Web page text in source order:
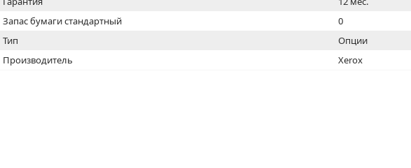
Запас бумаги стандартный
0
Тип
Опции
Производитель
Xerox